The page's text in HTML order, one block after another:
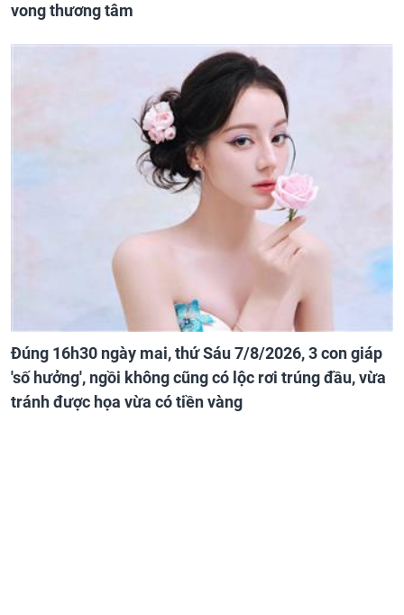
vong thương tâm
Đúng 16h30 ngày mai, thứ Sáu 7/8/2026, 3 con giáp
'số hưởng', ngồi không cũng có lộc rơi trúng đầu, vừa
tránh được họa vừa có tiền vàng